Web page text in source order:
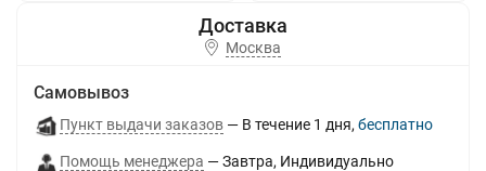
Москва
Самовывоз
Пункт выдачи заказов В течение 1 дня Бесплатно
Помощь менеджера Завтра Индивидуально